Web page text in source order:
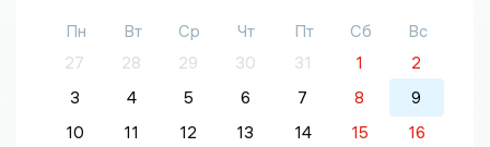
Пн Вт Ср Чт Пт Сб
Вс
27
28 29 30 31 1
2
3
4 5 6 7 8
9
10
11 12 13 14 15
16